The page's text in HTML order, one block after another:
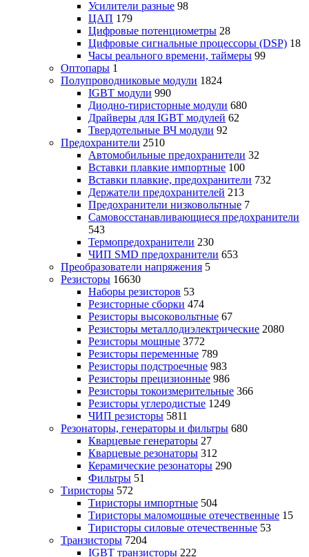
Усилители разные 98
ЦАП 179
Цифровые потенциометры 28
Цифровые сигнальные процессоры (DSP) 18
Часы реального времени, таймеры 99
Оптопары 1
Полупроводниковые модули 1824
IGBT модули 990
Диодно-тиристорные модули 680
Драйверы для IGBT модулей 62
Твердотельные ВЧ модули 92
Предохранители 2510
Автомобильные предохранители 32
Вставки плавкие импортные 100
Вставки плавкие, предохранители 732
Держатели предохранителей 213
Предохранители низковольтные 7
Самовосстанавливающиеся предохранители
543
Термопредохранители 230
ЧИП SMD предохранители 653
Преобразователи напряжения 5
Резисторы 16630
Наборы резисторов 53
Резисторные сборки 474
Резисторы высоковольтные 67
Резисторы металлодиэлектрические 2080
Резисторы мощные 3772
Резисторы переменные 789
Резисторы подстроечные 983
Резисторы прецизионные 986
Резисторы токоизмерительные 366
Резисторы углеродистые 1249
ЧИП резисторы 5811
Резонаторы, генераторы и фильтры 680
Кварцевые генераторы 27
Кварцевые резонаторы 312
Керамические резонаторы 290
Фильтры 51
Тиристоры 572
Тиристоры импортные 504
Тиристоры маломощные отечественные 15
Тиристоры силовые отечественные 53
Транзисторы 7204
IGBT транзисторы 222